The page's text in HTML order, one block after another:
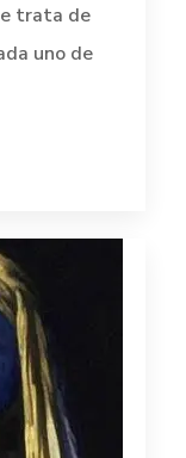
trata de
uno de